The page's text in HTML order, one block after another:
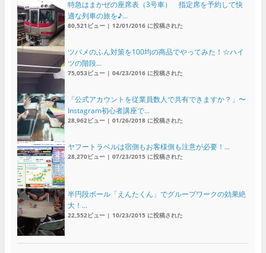
特急はまかぜの座席表（3号車） 指定席を予約して快
適な列車の旅を♪...
80,521ビュー| 12/01/2016 に投稿された
ツバメのふん対策を100均の商品でやってみた！☆ハイ
ツの階段...
75,053ビュー| 04/23/2016 に投稿された
「公式アカウントを従業員数人で共有できますか？」〜
Instagram初心者講座で...
28,962ビュー| 01/26/2018 に投稿された
ヤフートラベルは宿側もお客様側も注意が必要！...
28,270ビュー| 07/23/2015 に投稿された
半円段ボール「えんたくん」でグループワークの効果絶
大！...
22,552ビュー| 10/23/2015 に投稿された